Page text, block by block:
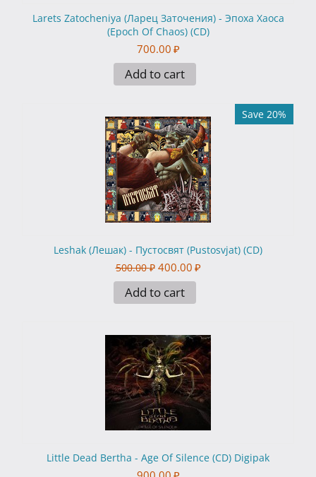
Larets Zatocheniya (Ларец Заточения) - Эпоха Хаоса
(Epoch Of Chaos) (CD)
700.00 ₽
Add to cart
Save 20%
Leshak (Лешак) - Пустосвят (Pustosvjat) (CD)
500.00 ₽ 400.00 ₽
Add to cart
Little Dead Bertha - Age Of Silence (CD) Digipak